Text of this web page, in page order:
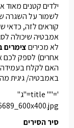
ילדים קטנים מאוד
לשמור על השגרה
קוראים לזה, כדאי
אמבטיה שיכולה
לא מכיריםצימרים
אחרים) לספק לכם
האם לקלח בעמידה
באמבטיה/ גיגית
'="" title="ג"
סיר הסירים